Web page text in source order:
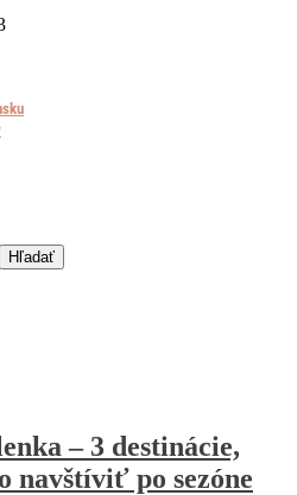
Hľadať
– 3 destinácie,
navštíviť po sezóne